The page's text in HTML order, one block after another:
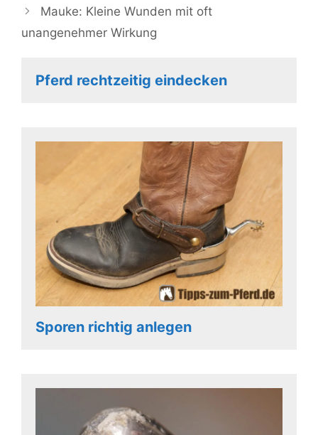
Mauke: Kleine Wunden mit oft
unangenehmer Wirkung
Pferd rechtzeitig eindecken
Sporen richtig anlegen